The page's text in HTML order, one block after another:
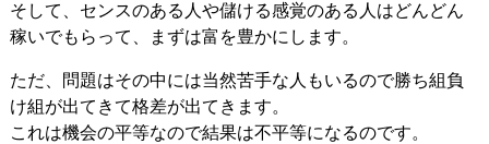
そして、センスのある人や儲ける感覚のある人はどんどん
稼いでもらって、まずは富を豊かにします。
ただ、問題はその中には当然苦手な人もいるので勝ち組負
け組が出てきて格差が出てきます。
これは機会の平等なので結果は不平等になるのです。